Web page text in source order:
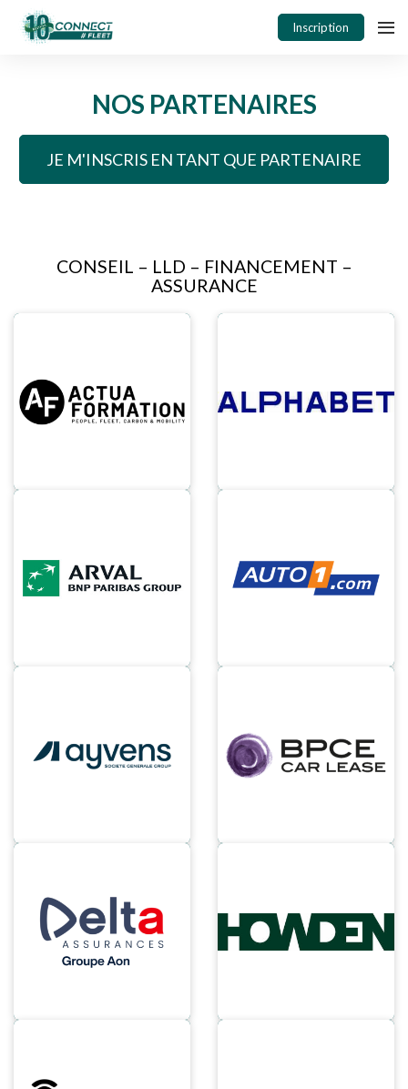
Inscription
NOS PARTENAIRES
JE M'INSCRIS EN TANT QUE PARTENAIRE
CONSEIL – LLD – FINANCEMENT –
ASSURANCE